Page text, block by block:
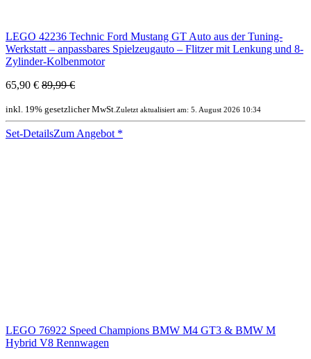
LEGO 42236 Technic Ford Mustang GT Auto aus der Tuning-
Werkstatt – anpassbares Spielzeugauto – Flitzer mit Lenkung und 8-
Zylinder-Kolbenmotor
65,90 € 89,99 €
inkl. 19% gesetzlicher MwSt. Zuletzt aktualisiert am: 5. August 2026 10:34
Set-DetailsZum Angebot *
LEGO 76922 Speed Champions BMW M4 GT3 & BMW M
Hybrid V8 Rennwagen